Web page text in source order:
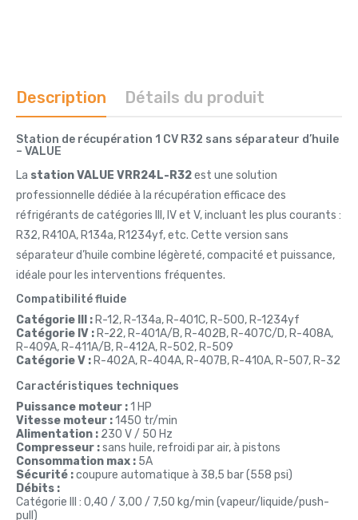
Description Détails du produit
Station de récupération 1 CV R32 sans séparateur d’huile
– VALUE
La station VALUE VRR24L-R32est une solution
professionnelle dédiée à la récupération efficace des
réfrigérants de catégories III, IV et V, incluant les plus courants :
R32, R410A, R134a, R1234yf, etc. Cette version sans
séparateur d’huile combine légèreté, compacité et puissance,
idéale pour les interventions fréquentes.
Compatibilité fluide
Catégorie III : R-12, R-134a, R-401C, R-500, R-1234yf
Catégorie IV : R-22, R-401A/B, R-402B, R-407C/D, R-408A,
R-409A, R-411A/B, R-412A, R-502, R-509
Catégorie V : R-402A, R-404A, R-407B, R-410A, R-507, R-32
Caractéristiques techniques
Puissance moteur :1 HP
Vitesse moteur :1450 tr/min
Alimentation : 230 V / 50 Hz
Compresseur :sans huile, refroidi par air, à pistons
Consommation max : 5A
Sécurité :coupure automatique à 38,5 bar (558 psi)
Débits :
Catégorie III : 0,40 / 3,00 / 7,50 kg/min (vapeur/liquide/push-
pull)